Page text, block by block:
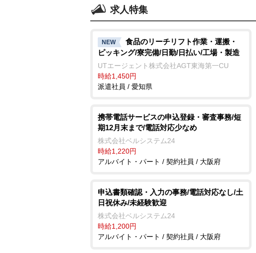
求人特集
NEW
食品のリーチリフト作業・運搬・
ピッキング/寮完備/日勤/日払い/工場・製造
UTエージェント株式会社AGT東海第一CU
時給1,450円
派遣社員 / 愛知県
携帯電話サービスの申込登録・審査事務/短
期12月末まで/電話対応少なめ
株式会社ベルシステム24
時給1,220円
アルバイト・パート / 契約社員 / 大阪府
申込書類確認・入力の事務/電話対応なし/土
日祝休み/未経験歓迎
株式会社ベルシステム24
時給1,200円
アルバイト・パート / 契約社員 / 大阪府